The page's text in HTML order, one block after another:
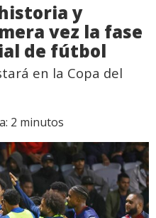
y
vez la fase
de fútbol
en la Copa del
2 minutos